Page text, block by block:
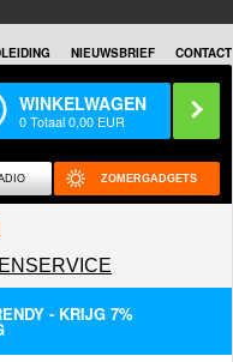
NIEUWSBRIEF CONTACT
WINKELWAGEN
0Totaal0,00 EUR
ZOMERGADGETS
- KRIJG 7%